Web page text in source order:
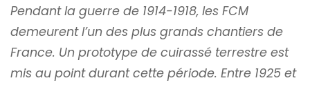
Pendant la guerre de 1914-1918, les FCM
demeurent l’un des plus grands chantiers de
France. Un prototype de cuirassé terrestre est
mis au point durant cette période. Entre 1925 et